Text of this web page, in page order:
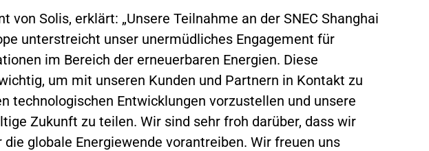
von Solis, erklärt: „Unsere Teilnahme an der SNEC Shanghai
unterstreicht unser unermüdliches Engagement für
im Bereich der erneuerbaren Energien. Diese
um mit unseren Kunden und Partnern in Kontakt zu
technologischen Entwicklungen vorzustellen und unsere
Zukunft zu teilen. Wir sind sehr froh darüber, dass wir
die globale Energiewende vorantreiben. Wir freuen uns